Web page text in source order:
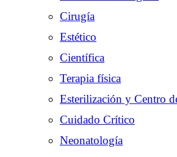
Cirugía
Estético
Científica
Terapia física
Esterilización y Centro
Cuidado Crítico
Neonatología